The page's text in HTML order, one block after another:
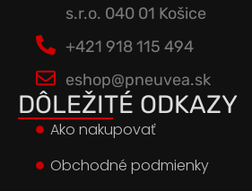
s.r.o. 040 01 Košice
+421 918 115 494
eshop@pneuvea.sk
DÔLEŽITÉ ODKAZY
Ako nakupovať
Obchodné podmienky